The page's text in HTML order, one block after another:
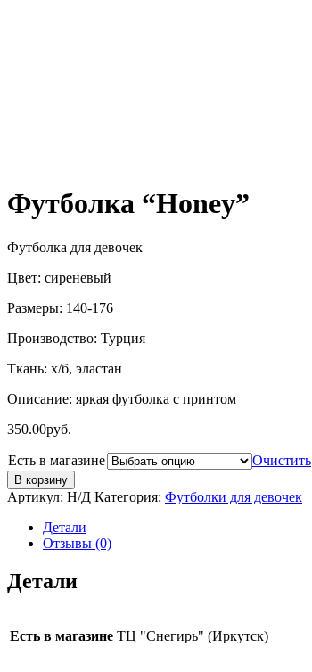
Футболка “Honey”
Футболка для девочек
Цвет: сиреневый
Размеры: 140-176
Производство: Турция
Ткань: х/б, эластан
Описание: яркая футболка с принтом
350.00руб.
Есть в магазине Очистить
В корзину
Артикул: Н/Д Категория: Футболки для девочек
Детали
Отзывы (0)
Детали
Есть в магазине ТЦ "Снегирь" (Иркутск)